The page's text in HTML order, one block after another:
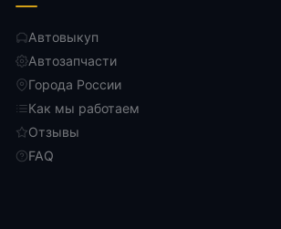
Автовыкуп
Автозапчасти
Города России
Как мы работаем
Отзывы
FAQ